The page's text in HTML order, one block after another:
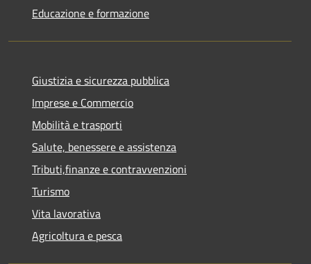
Educazione e formazione
Giustizia e sicurezza pubblica
Imprese e Commercio
Mobilità e trasporti
Salute, benessere e assistenza
Tributi,finanze e contravvenzioni
Turismo
Vita lavorativa
Agricoltura e pesca